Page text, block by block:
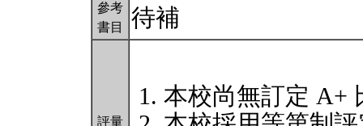
參考
書目
待補
評量
本校尚無訂定 A+